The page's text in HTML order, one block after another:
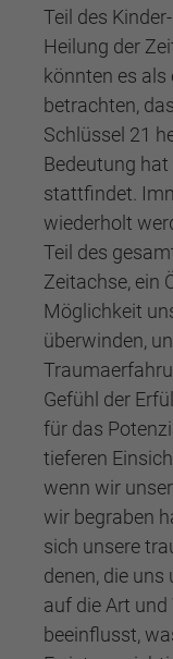
Teil des
Heilung der
könnten es
betrachten,
Schlüssel 21
Bedeutung
stattfindet.
wiederholt
Teil des
Zeitachse, ein
Möglichkeit
überwinden,
Gefühl der
für das
tieferen
wenn wir
wir begraben
sich unsere
denen, die
auf die Art und
beeinflusst,